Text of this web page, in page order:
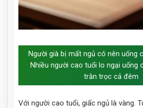
Người già bị mất ngủ có nên uống
Nhiều người cao tuổi lo ngại uống
trằn trọc cả đêm
Với người cao tuổi, giấc ngủ là vàng.